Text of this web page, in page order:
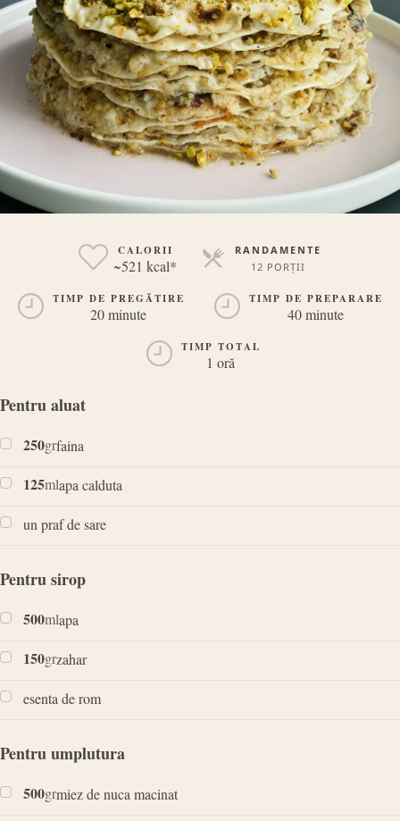
CALORII
~521 kcal*
RANDAMENTE
12 PORȚII
TIMP DE PREGĂTIRE
20 minute
TIMP DE PREPARARE
40 minute
TIMP TOTAL
1 oră
Pentru aluat
250grfaina
125mlapa calduta
un praf de sare
Pentru sirop
500mlapa
150grzahar
esenta de rom
Pentru umplutura
500grmiez de nuca macinat